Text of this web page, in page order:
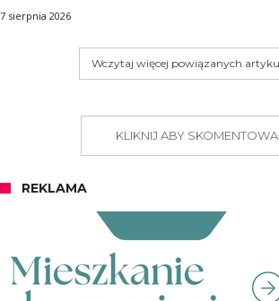
7 sierpnia 2026
Wczytaj więcej powiązanych
KLIKNIJ ABY
REKLAMA